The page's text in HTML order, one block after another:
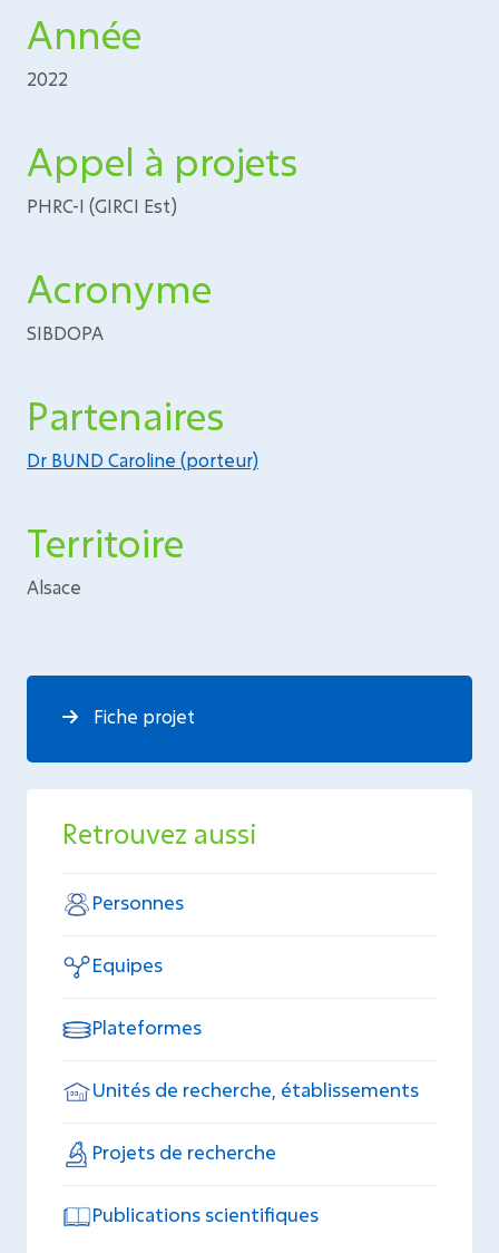
Année
2022
Appel à projets
PHRC-I (GIRCI Est)
Acronyme
SIBDOPA
Partenaires
Dr BUND Caroline (porteur)
Territoire
Alsace
Fiche projet
Retrouvez aussi
Personnes
Equipes
Plateformes
Unités de recherche, établissements
Projets de recherche
Publications scientifiques